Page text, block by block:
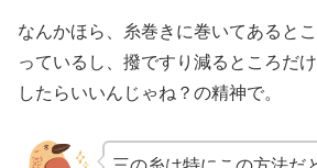
なんかほら、糸巻きに巻いてあると
っているし、撥ですり減るところだ
したらいいんじゃね？の精神で。